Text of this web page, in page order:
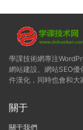
學課技術網專注
網站建設、網站SEO
件漢化，同時也會和大
關于
關于我們